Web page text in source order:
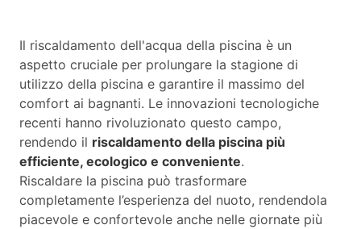
Il riscaldamento dell'acqua della piscina è un
aspetto cruciale per prolungare la stagione di
utilizzo della piscina e garantire il massimo del
comfort ai bagnanti. Le innovazioni tecnologiche
recenti hanno rivoluzionato questo campo,
rendendo il riscaldamento della piscina più
efficiente, ecologico e conveniente.
Riscaldare la piscina può trasformare
completamente l’esperienza del nuoto, rendendola
piacevole e confortevole anche nelle giornate più